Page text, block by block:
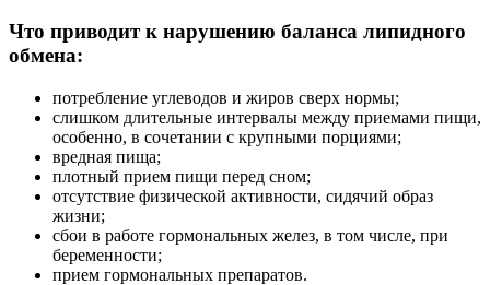
Что приводит к нарушению баланса липидного
обмена:
потребление углеводов и жиров сверх нормы;
слишком длительные интервалы между приемами пищи,
особенно, в сочетании с крупными порциями;
вредная пища;
плотный прием пищи перед сном;
отсутствие физической активности, сидячий образ
жизни;
сбои в работе гормональных желез, в том числе, при
беременности;
прием гормональных препаратов.